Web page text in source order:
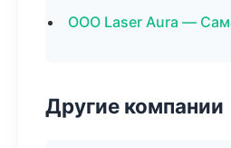
ООО Laser Aura —
Другие компании